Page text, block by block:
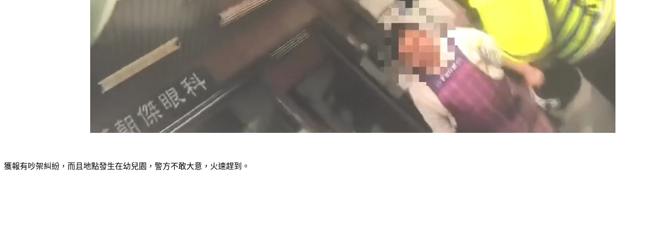
獲報有吵架糾紛，而且地點發生在幼兒園，警方不敢大意，火速趕到。